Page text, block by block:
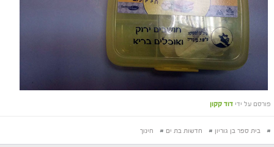
פורסם על ידי דוד קקון
# בית ספר בן גוריון # חדשות בת ים # חינוך